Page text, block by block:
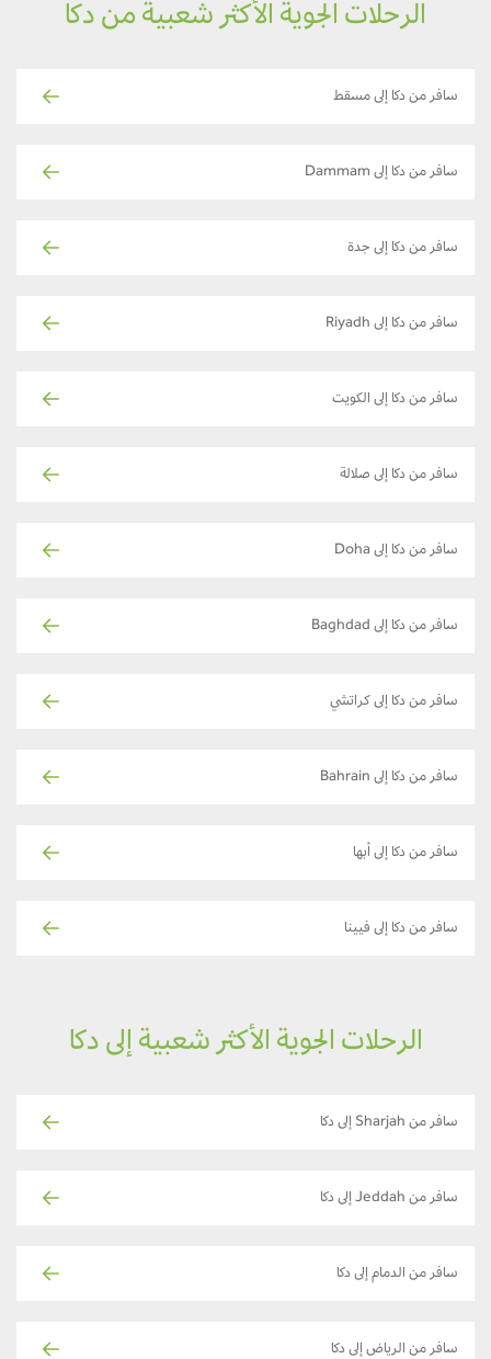
الرحلات الجوية الأكثر شعبية من دكا
سافر من دكا إلى مسقط
سافر من دكا إلى Dammam
سافر من دكا إلى جدة
سافر من دكا إلى Riyadh
سافر من دكا إلى الكويت
سافر من دكا إلى صلالة
سافر من دكا إلى Doha
سافر من دكا إلى Baghdad
سافر من دكا إلى كراتشي
سافر من دكا إلى Bahrain
سافر من دكا إلى أبها
سافر من دكا إلى فيينا
الرحلات الجوية الأكثر شعبية إلى دكا
سافر من Sharjah إلى دكا
سافر من Jeddah إلى دكا
سافر من الدمام إلى دكا
سافر من الرياض إلى دكا